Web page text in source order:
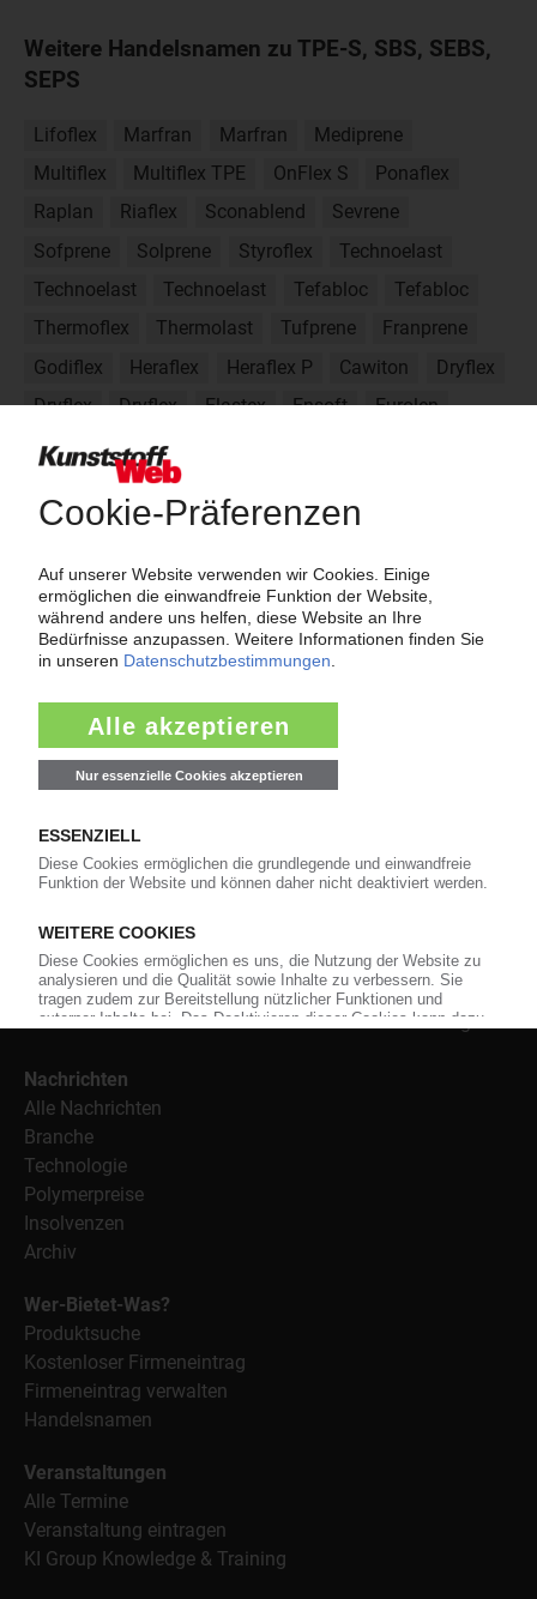
Weitere Handelsnamen zu TPE-S, SBS, SEBS,
SEPS
Lifoflex Marfran Marfran
Mediprene
Multiflex
Multiflex TPE OnFlex S
Ponaflex
Raplan
Riaflex Sconablend
Sevrene
Sofprene
Solprene Styroflex
Technoelast
Technoelast
Technoelast Tefabloc
Tefabloc
Thermoflex
Thermolast Tufprene
Franprene
Godiflex
Heraflex Heraflex P Cawiton
Dryflex
Dryflex
Dryflex Elastex Ensoft
Eurolen
Evoprene
Über das KunststoffWeb
Als einer der Internet-Pioniere der Kunststoffindustrie
versorgt das KunststoffWeb bereits seit 1996 die Fach-
und Führungskräfte der Branche mit täglichen
der Berichterstattung ist dabei die Preisentwicklung für
Kunststoffe sowie Märkte, Unternehmen, Produkte,
Weiterhin bietet das KunststoffWeb geeignete
Bezugsquellen für den Einkauf sowie nützlichen Service-
Informationen wie Handelsnamen und Veranstaltungen.
Nachrichten
Alle Nachrichten
Branche
Technologie
Polymerpreise
Insolvenzen
Archiv
Wer-Bietet-Was?
Produktsuche
Kostenloser Firmeneintrag
Firmeneintrag verwalten
Handelsnamen
Veranstaltungen
Alle Termine
Veranstaltung eintragen
KI Group Knowledge & Training